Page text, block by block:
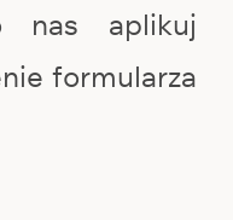
nas aplikuj
formularza